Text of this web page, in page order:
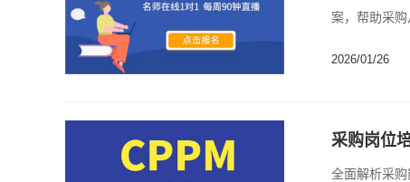
案，帮助采购
2026/01/26
采购岗位
全面解析采